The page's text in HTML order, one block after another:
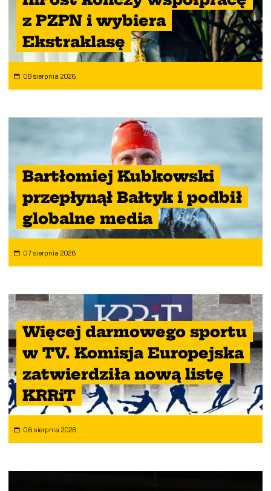
z PZPN i wybiera
Ekstraklasę
08 sierpnia 2026
Bartłomiej Kubkowski
przepłynął Bałtyk i podbił
globalne media
07 sierpnia 2026
Więcej darmowego sportu
w TV. Komisja Europejska
zatwierdziła nową listę
KRRiT
06 sierpnia 2026